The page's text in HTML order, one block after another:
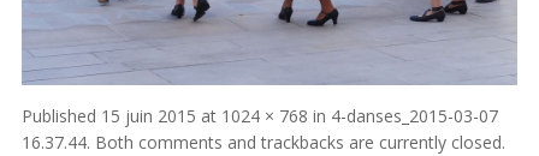
Published 15 juin 2015 at 1024 × 768 in 4-danses_2015-03-07
16.37.44. Both comments and trackbacks are currently closed.